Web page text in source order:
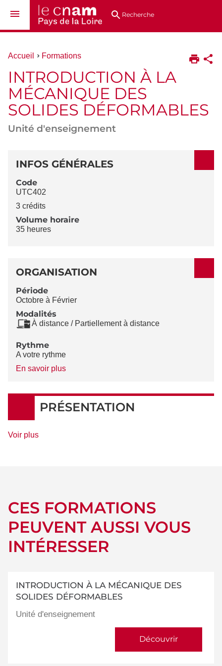
au
directsRecherche
Vous
ici :
Accueil Formations
INTRODUCTION À LA
MÉCANIQUE DES
SOLIDES DÉFORMABLES
Unité d'enseignement
DÉTAILS
INFOS GÉNÉRALES
Code
UTC402
3 crédits
Volume horaire
35 heures
ORGANISATION
Période
Octobre à Février
Modalités
À distance / Partiellement à distance
Rythme
A votre rythme
En savoir plusà
Rythme
PRÉSENTATION
Voir plusde
CES FORMATIONS
PEUVENT AUSSI VOUS
INTÉRESSER
INTRODUCTION À LA MÉCANIQUE DES
SOLIDES DÉFORMABLES
Unité d'enseignement
Découvrir